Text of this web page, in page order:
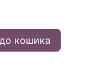
кошика